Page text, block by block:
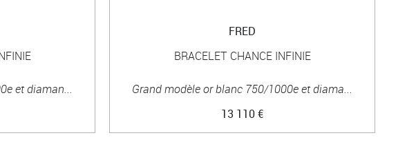
et diaman...
FRED
BRACELET CHANCE INFINIE
Grand modèle or blanc 750/1000e et diama...
13 110 €